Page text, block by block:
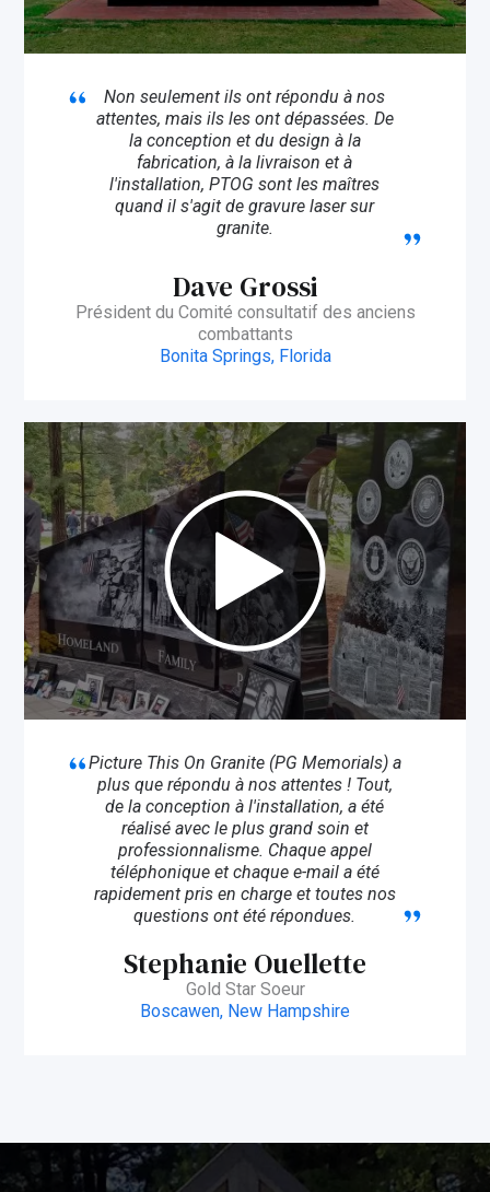
Non seulement ils ont répondu à nos
attentes, mais ils les ont dépassées. De
la conception et du design à la
fabrication, à la livraison et à
l'installation, PTOG sont les maîtres
quand il s'agit de gravure laser sur
granite.
Dave Grossi
Président du Comité consultatif des anciens
combattants
Bonita Springs, Florida
Picture This On Granite (PG Memorials) a
plus que répondu à nos attentes ! Tout,
de la conception à l'installation, a été
réalisé avec le plus grand soin et
professionnalisme. Chaque appel
téléphonique et chaque e-mail a été
rapidement pris en charge et toutes nos
questions ont été répondues.
Stephanie Ouellette
Gold Star Soeur
Boscawen, New Hampshire